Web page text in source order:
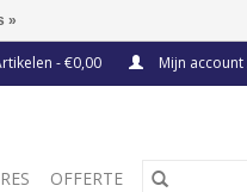
- €0,00 Mijn
OFFERTE
»